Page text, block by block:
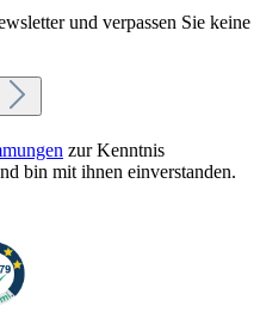
und verpassen Sie keine
zur Kenntnis
bin mit ihnen einverstanden.